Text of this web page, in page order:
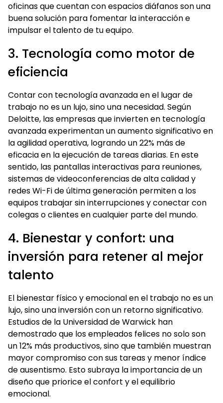
oficinas que cuentan con espacios diáfanos son una
buena solución para fomentar la interacción e
impulsar el talento de tu equipo.
3. Tecnología como motor de
eficiencia
Contar con tecnología avanzada en el lugar de
trabajo no es un lujo, sino una necesidad. Según
Deloitte, las empresas que invierten en tecnología
avanzada experimentan un aumento significativo en
la agilidad operativa, logrando un 22% más de
eficacia en la ejecución de tareas diarias. En este
sentido, las pantallas interactivas para reuniones,
sistemas de videoconferencias de alta calidad y
redes Wi-Fi de última generación permiten a los
equipos trabajar sin interrupciones y conectar con
colegas o clientes en cualquier parte del mundo.
4. Bienestar y confort: una
inversión para retener al mejor
talento
El bienestar físico y emocional en el trabajo no es un
lujo, sino una inversión con un retorno significativo.
Estudios de la Universidad de Warwick han
demostrado que los empleados felices no solo son
un 12% más productivos, sino que también muestran
mayor compromiso con sus tareas y menor índice
de ausentismo. Esto subraya la importancia de un
diseño que priorice el confort y el equilibrio
emocional.